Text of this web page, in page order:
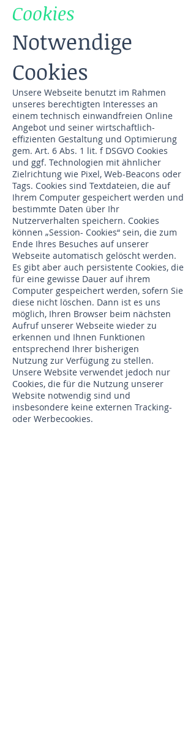
Cookies
Notwendige
Cookies
Unsere Webseite benutzt im Rahmen
unseres berechtigten Interesses an
einem technisch einwandfreien Online
Angebot und seiner wirtschaftlich-
effizienten Gestaltung und Optimierung
gem. Art. 6 Abs. 1 lit. f DSGVO Cookies
und ggf. Technologien mit ähnlicher
Zielrichtung wie Pixel, Web-Beacons oder
Tags. Cookies sind Textdateien, die auf
Ihrem Computer gespeichert werden und
bestimmte Daten über Ihr
Nutzerverhalten speichern. Cookies
können „Session- Cookies“ sein, die zum
Ende Ihres Besuches auf unserer
Webseite automatisch gelöscht werden.
Es gibt aber auch persistente Cookies, die
für eine gewisse Dauer auf ihrem
Computer gespeichert werden, sofern Sie
diese nicht löschen. Dann ist es uns
möglich, Ihren Browser beim nächsten
Aufruf unserer Webseite wieder zu
erkennen und Ihnen Funktionen
entsprechend Ihrer bisherigen
Nutzung zur Verfügung zu stellen.
Unsere Website verwendet jedoch nur
Cookies, die für die Nutzung unserer
Website notwendig sind und
insbesondere keine externen Tracking-
oder Werbecookies.